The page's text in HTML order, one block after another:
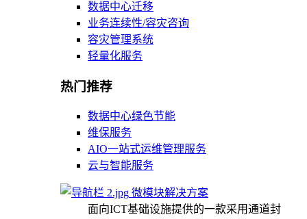
数据中心迁移
业务连续性/容灾咨询
容灾管理系统
轻量化服务
热门推荐
数据中心绿色节能
维保服务
AIO一站式运维管理服务
云与智能服务
微模块解决方案
面向ICT基础设施提供的一款采用通道封